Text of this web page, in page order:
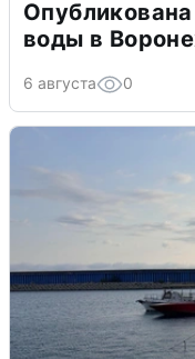
воды в
6 августа 0